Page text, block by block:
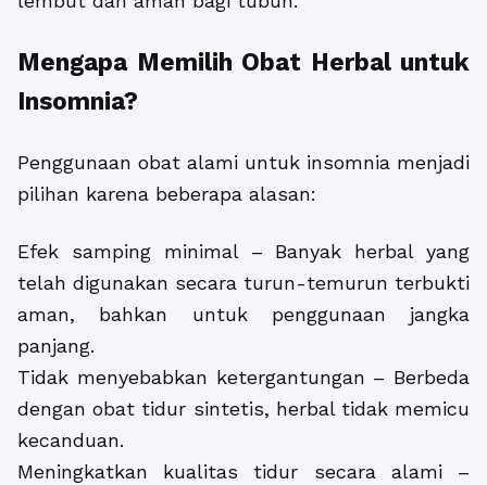
Mengapa Memilih Obat Herbal untuk
Insomnia?
Penggunaan obat alami untuk insomnia menjadi
pilihan karena beberapa alasan:
Efek samping minimal – Banyak herbal yang
telah digunakan secara turun-temurun terbukti
aman, bahkan untuk penggunaan jangka
panjang.
Tidak menyebabkan ketergantungan – Berbeda
dengan obat tidur sintetis, herbal tidak memicu
kecanduan.
Meningkatkan kualitas tidur secara alami –